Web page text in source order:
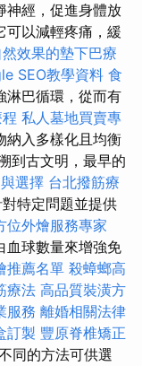
神經，促進身體放
可以減輕疼痛，緩
然效果的墊下巴療
SEO教學資料 食
淋巴循環，從而有
私人墓地買賣專
納入多樣化且均衡
到古文明，最早的
選擇 台北撥筋療
特定問題並提供
位外燴服務專家
血球數量來增強免
推薦名單 殺蟑螂高
療法 高品質裝潢方
服務 離婚相關法律
訂製 豐原脊椎矯正
同的方法可供選